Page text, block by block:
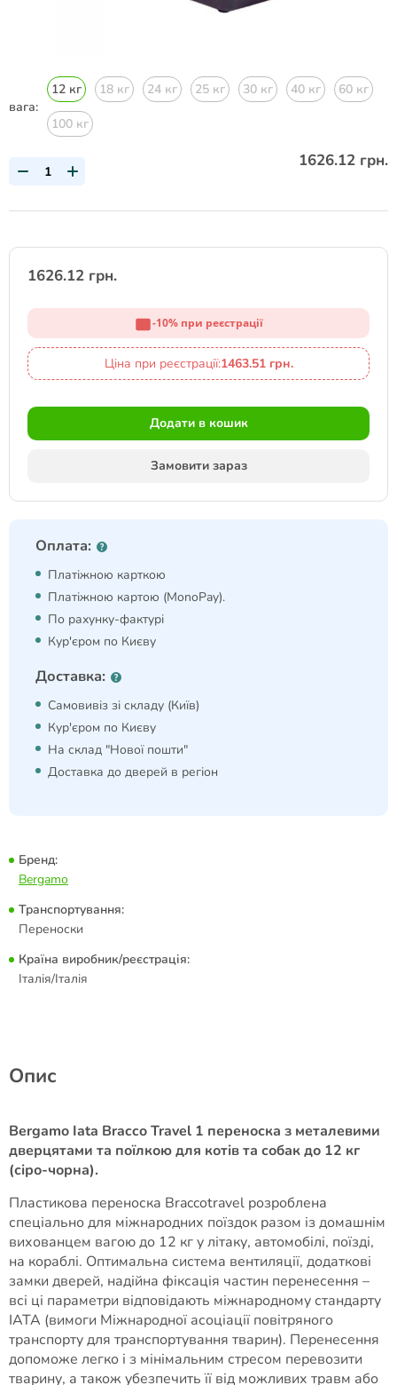
вага:
12 кг 18 кг 24 кг 25 кг 30 кг 40 кг 60 кг
100 кг
1626.12 грн.
1626.12 грн.
-10% при реєстрації
Ціна при реєстрації:1463.51 грн.
Додати в кошик
Замовити зараз
Оплата:
Платіжною карткою
Платіжною картою (MonoPay).
По рахунку-фактурі
Кур'єром по Києву
Доставка:
Самовивіз зі складу (Київ)
Кур'єром по Києву
На склад "Нової пошти"
Доставка до дверей в регіон
Бренд:
Bergamo
Транспортування:
Переноски
Країна виробник/реєстрація:
Італія/Італія
Опис
Bergamo Iata Bracco Travel 1 переноска з металевими
дверцятами та поїлкою для котів та собак до 12 кг
(сіро-чорна).
Пластикова переноска Braccotravel розроблена
спеціально для міжнародних поїздок разом із домашнім
вихованцем вагою до 12 кг у літаку, автомобілі, поїзді,
на кораблі. Оптимальна система вентиляції, додаткові
замки дверей, надійна фіксація частин перенесення –
всі ці параметри відповідають міжнародному стандарту
IATA (вимоги Міжнародної асоціації повітряного
транспорту для транспортування тварин). Перенесення
допоможе легко і з мінімальним стресом перевозити
тварину, а також убезпечить її від можливих травм або